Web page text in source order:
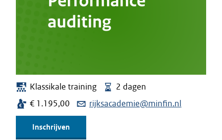
Klassikale training
2 dagen
€ 1.195,00
rijksacademie@minfin.nl
Inschrijven